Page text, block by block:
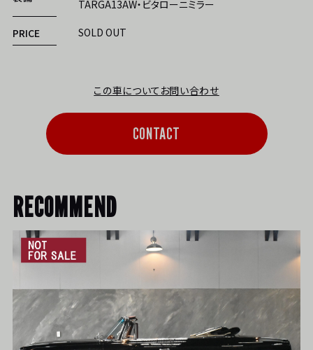
TARGA13AW・ビタローニミラー
PRICE SOLD OUT
この車についてお問い合わせ
CONTACT
RECOMMEND